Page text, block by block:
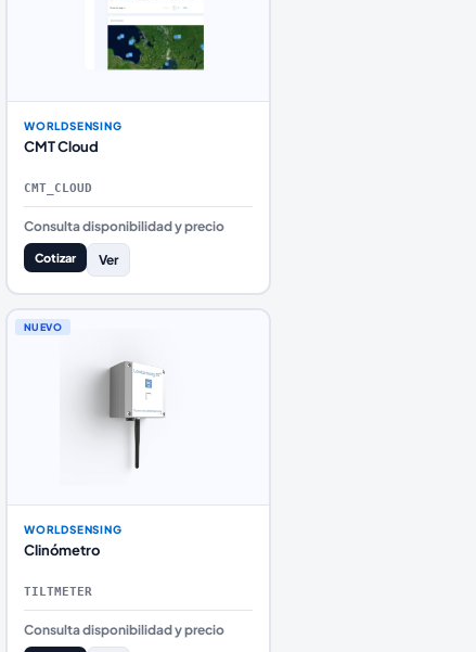
WORLDSENSING
CMT Cloud
CMT_CLOUD
Consulta disponibilidad y precio
Cotizar Ver
NUEVO
WORLDSENSING
Clinómetro
TILTMETER
Consulta disponibilidad y precio